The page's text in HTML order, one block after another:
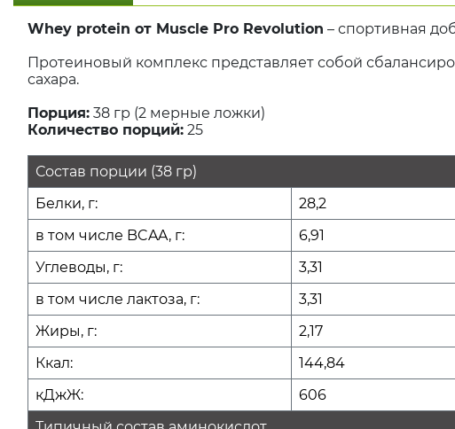
Whey protein от Muscle Pro Revolution – спортивная
Протеиновый комплекс представляет собой
сахара.
Порция: 38 гр (2 мерные ложки)
Количество порций: 25
Состав порции (38 гр)
Белки, г:
28,2
в том числе BCAA, г:
6,91
Углеводы, г:
3,31
в том числе лактоза, г:
3,31
Жиры, г:
2,17
Ккал:
144,84
кДжЖ:
606